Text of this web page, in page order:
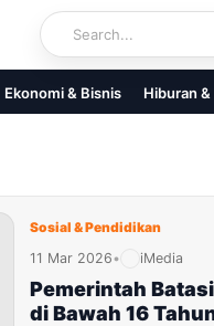
Ekonomi & Bisnis Hiburan
Sosial & Pendidikan
11 Mar 2026• iMedia
Pemerintah
di Bawah 16